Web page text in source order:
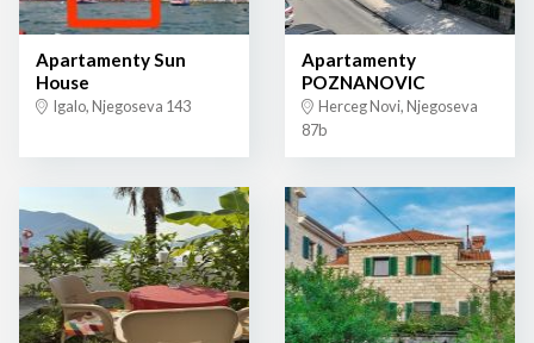
Apartamenty Sun
House
Igalo, Njegoseva 143
Apartamenty
POZNANOVIC
Herceg Novi, Njegoseva
87b